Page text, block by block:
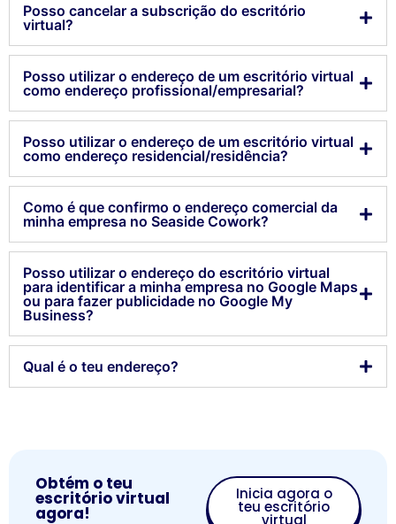
Posso cancelar a subscrição do escritório
virtual?
Posso utilizar o endereço de um escritório virtual
como endereço profissional/empresarial?
Posso utilizar o endereço de um escritório virtual
como endereço residencial/residência?
Como é que confirmo o endereço comercial da
minha empresa no Seaside Cowork?
Posso utilizar o endereço do escritório virtual
para identificar a minha empresa no Google Maps
ou para fazer publicidade no Google My
Business?
Qual é o teu endereço?
Obtém o teu
escritório virtual
agora!
Inicia agora o
teu escritório
virtual